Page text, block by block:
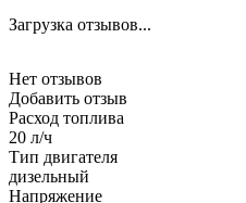
Загрузка отзывов...
Нет отзывов
Добавить отзыв
Расход топлива
20 л/ч
Тип двигателя
дизельный
Напряжение